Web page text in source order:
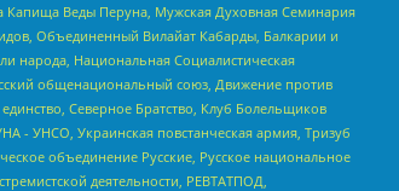
Капища Веды Перуна, Мужская Духовная Семинария
Объединенный Вилайат Кабарды, Балкарии и
народа, Национальная Социалистическая
общенациональный союз, Движение против
Северное Братство, Клуб Болельщиков
- УНСО, Украинская повстанческая армия, Тризуб
объединение Русские, Русское национальное
деятельности, РЕВТАТПОД,